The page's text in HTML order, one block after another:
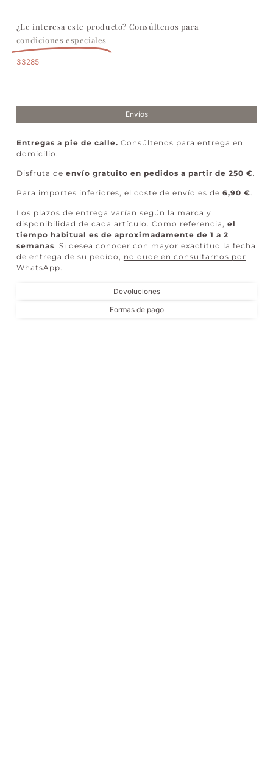
¿Le interesa este producto? Consúltenos para
condiciones especiales
33285
Envíos
Devoluciones
Formas de pago
Entregas a pie de calle. Consúltenos para entrega en
domicilio.
Disfruta de envío gratuito en pedidos a partir de 250 €.
Para importes inferiores, el coste de envío es de 6,90 €.
Los plazos de entrega varían según la marca y
disponibilidad de cada artículo. Como referencia, el
tiempo habitual es de aproximadamente de 1 a 2
semanas . Si desea conocer con mayor exactitud la fecha
de entrega de su pedido, no dude en consultarnos por
WhatsApp